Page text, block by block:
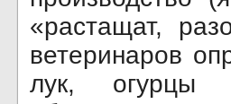
«растащат,
ветеринаров
лук, огурцы